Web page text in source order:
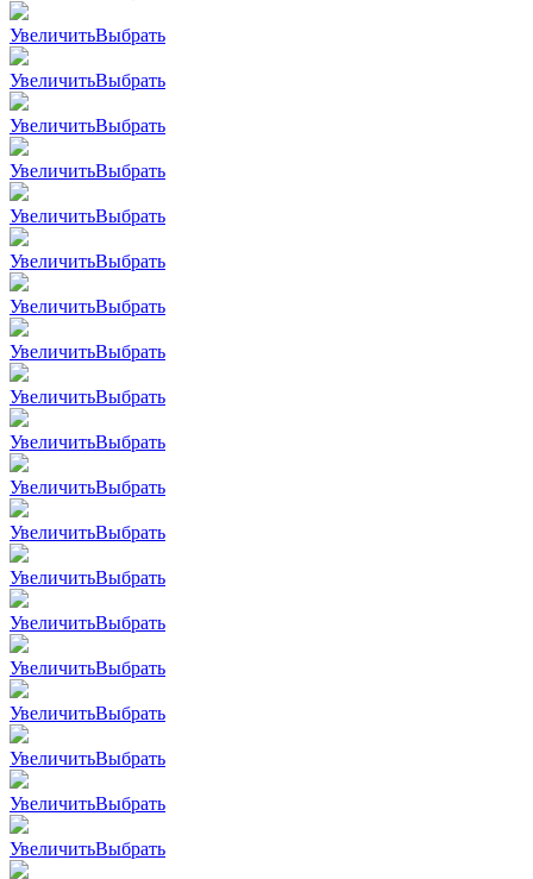
УвеличитьВыбрать
УвеличитьВыбрать
УвеличитьВыбрать
УвеличитьВыбрать
УвеличитьВыбрать
УвеличитьВыбрать
УвеличитьВыбрать
УвеличитьВыбрать
УвеличитьВыбрать
УвеличитьВыбрать
УвеличитьВыбрать
УвеличитьВыбрать
УвеличитьВыбрать
УвеличитьВыбрать
УвеличитьВыбрать
УвеличитьВыбрать
УвеличитьВыбрать
УвеличитьВыбрать
УвеличитьВыбрать